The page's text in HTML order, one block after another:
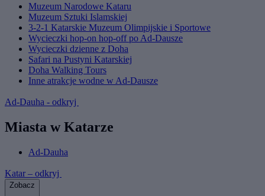
Muzeum Narodowe Kataru
Muzeum Sztuki Islamskiej
3-2-1 Katarskie Muzeum Olimpijskie i Sportowe
Wycieczki hop-on hop-off po Ad-Dausze
Wycieczki dzienne z Doha
Safari na Pustyni Katarskiej
Doha Walking Tours
Inne atrakcje wodne w Ad-Dausze
Ad-Dauha - odkryj
Miasta w Katarze
Ad-Dauha
Katar – odkryj
Zobacz